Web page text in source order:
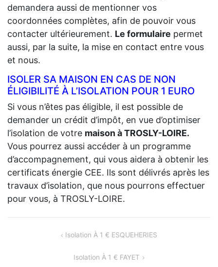
demandera aussi de mentionner vos
coordonnées complètes, afin de pouvoir vous
contacter ultérieurement. Le formulaire permet
aussi, par la suite, la mise en contact entre vous
et nous.
ISOLER SA MAISON EN CAS DE NON
ÉLIGIBILITÉ À L’ISOLATION POUR 1 EURO
Si vous n’êtes pas éligible, il est possible de
demander un crédit d’impôt, en vue d’optimiser
l’isolation de votre maison à TROSLY-LOIRE.
Vous pourrez aussi accéder à un programme
d’accompagnement, qui vous aidera à obtenir les
certificats énergie CEE. Ils sont délivrés après les
travaux d’isolation, que nous pourrons effectuer
pour vous, à TROSLY-LOIRE.
NAVIGATIONIsolation À 1 € ESQUEHERIES
Isolation À 1 € FAYET